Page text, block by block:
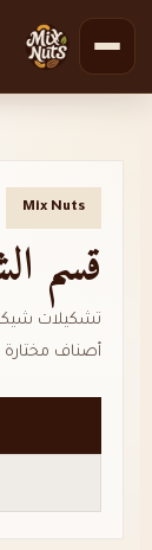
Mix Nuts
قسم
تشكيلات
أصناف مختارة